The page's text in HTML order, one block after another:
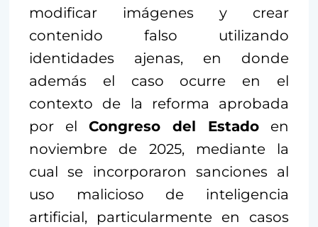
modificar imágenes y crear
contenido falso utilizando
identidades ajenas, en donde
además el caso ocurre en el
contexto de la reforma aprobada
por el Congreso del Estado en
noviembre de 2025, mediante la
cual se incorporaron sanciones al
uso malicioso de inteligencia
artificial, particularmente en casos